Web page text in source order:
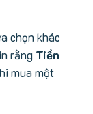
chọn khác
rằng Tiền
mua một